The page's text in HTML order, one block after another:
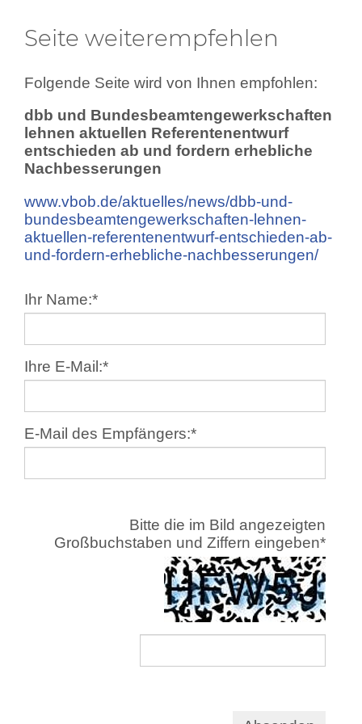
Seite weiterempfehlen
Folgende Seite wird von Ihnen empfohlen:
dbb und Bundesbeamtengewerkschaften
lehnen aktuellen Referentenentwurf
entschieden ab und fordern erhebliche
Nachbesserungen
www.vbob.de/aktuelles/news/dbb-und-
bundesbeamtengewerkschaften-lehnen-
aktuellen-referentenentwurf-entschieden-ab-
und-fordern-erhebliche-nachbesserungen/
Ihr Name:*
Ihre E-Mail:*
E-Mail des Empfängers:*
Bitte die im Bild angezeigten
Großbuchstaben und Ziffern eingeben*